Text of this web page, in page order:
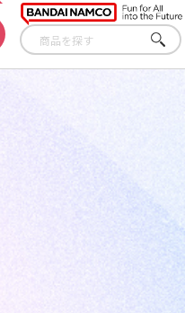
さが
す